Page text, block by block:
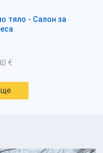
тяло - Салон за
€